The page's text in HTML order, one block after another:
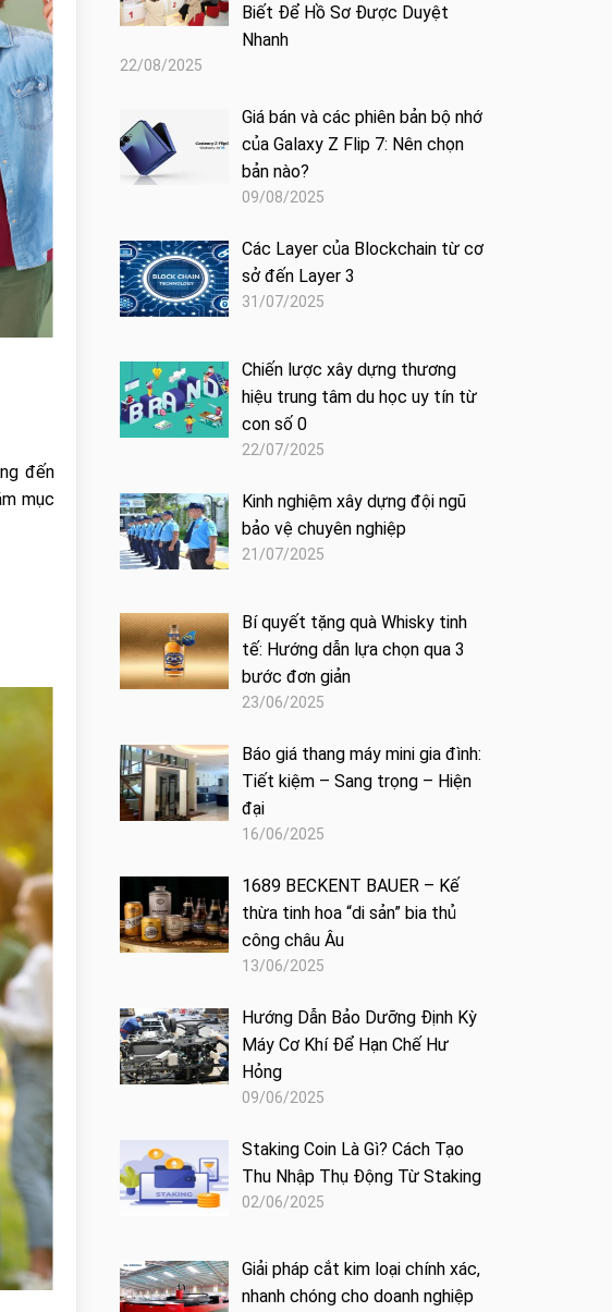
đến
mục
Biết Để Hồ Sơ Được Duyệt
Nhanh
22/08/2025
Giá bán và các phiên bản bộ nhớ
của Galaxy Z Flip 7: Nên chọn
bản nào?
09/08/2025
Các Layer của Blockchain từ cơ
sở đến Layer 3
31/07/2025
Chiến lược xây dựng thương
hiệu trung tâm du học uy tín từ
con số 0
22/07/2025
Kinh nghiệm xây dựng đội ngũ
bảo vệ chuyên nghiệp
21/07/2025
Bí quyết tặng quà Whisky tinh
tế: Hướng dẫn lựa chọn qua 3
bước đơn giản
23/06/2025
Báo giá thang máy mini gia đình:
Tiết kiệm – Sang trọng – Hiện
đại
16/06/2025
1689 BECKENT BAUER – Kế
thừa tinh hoa “di sản” bia thủ
công châu Âu
13/06/2025
Hướng Dẫn Bảo Dưỡng Định Kỳ
Máy Cơ Khí Để Hạn Chế Hư
Hỏng
09/06/2025
Staking Coin Là Gì? Cách Tạo
Thu Nhập Thụ Động Từ Staking
02/06/2025
Giải pháp cắt kim loại chính xác,
nhanh chóng cho doanh nghiệp